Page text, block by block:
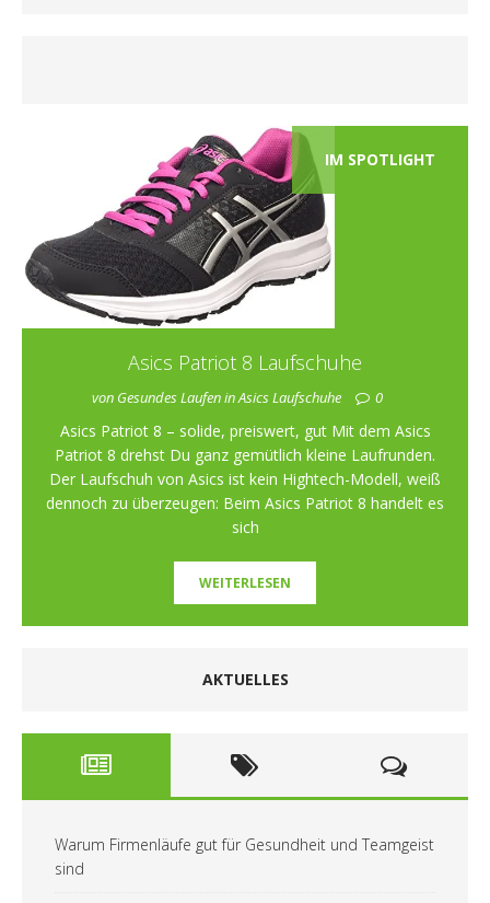
IM SPOTLIGHT
Asics Patriot 8 Laufschuhe
von Gesundes Laufen in Asics Laufschuhe 0
Asics Patriot 8 – solide, preiswert, gut Mit dem Asics
Patriot 8 drehst Du ganz gemütlich kleine Laufrunden.
Der Laufschuh von Asics ist kein Hightech-Modell, weiß
dennoch zu überzeugen: Beim Asics Patriot 8 handelt es
sich
WEITERLESEN
AKTUELLES
Warum Firmenläufe gut für Gesundheit und Teamgeist
sind